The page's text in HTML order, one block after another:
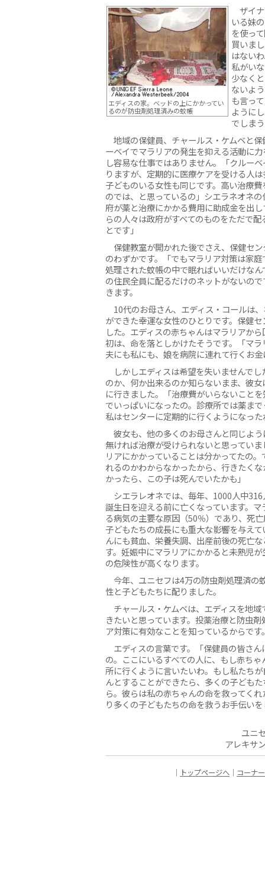
エディスの家。ベッドの上にかかってい
るのが防虫剤処理済みの蚊帳
ザイ
いる妹
を使っ
買いま
はない
私がい
少なく
ないよ
も言っ
ように
でしま
地域の保健員、チャールス・ケムベと
ーベイでマラリアの発生を抑える活動に
し容易な仕事ではありません。「クルー
りますが、定期的に医療ケアを受ける人
子どものいる女性も同じです。高い治療
のでは、と思っているの」シエラネオネ
府が薬と治療にかかる費用に助成金を出
らの人々は政府がすべてのものをただで
とです」
保健教室が開かれた後でさえ、保健セ
のわずかです。「でもマラリア対策は家
処理された蚊帳の中で眠ればいいだけな
の住民全員に配るだけのネットがないの
きます。
10代のお母さん、エディス・コールは
ができた幸運な女性のひとりです。保健
した。エディスの赤ちゃんはマラリアか
初は、命を落としかけたそうです。「マ
夫にも私にも、娘を病院に連れて行くお
しかしエディスは希望を失いませんでし
のか、何か出来るのか知らないまま、彼
に行きました。「治療費がいらないこと
でいっぱいになったの。診療所では薬ま
私はセンターに定期的に行くようになった
彼女も、他の多くのお母さんと同じよ
無ければ治療が受けられないと思ってい
リアにかかっていることは分かってたの
れるのかわからなかったから、行きたく
かったら、この子は死んでいたかも」
シエラレオネでは、毎年、1000人中
誕生日を迎える前に亡くなっています。
る病気の主要な原因（50％）であり、死
子どもたちの成長にも重大な影響を与え
んにも貧血、栄養失調、出産前後の死亡
す。妊娠中にマラリアにかかると未熟児
の危険性が高くなります。
今年、ユニセフは4万の防虫剤処理済の
性と子どもたちに配りました。
チャールス・ケムベは、エディスを地域
きたいと思っています。投薬治療と防虫
ア対策に有効なことを知っているからです
エディスの言葉です。「保健員の皆さ
の。ここにいるすべての人に、もし赤ち
所に行くように言いたいわ。もし私たち
んとすることができたら、多くの子ども
ら。彼らは私の赤ちゃんの命を救ってく
り多くの子どもたちの命を救うお手伝い
ユニ
アレキサ
｜ トップページへ ｜ コーナ